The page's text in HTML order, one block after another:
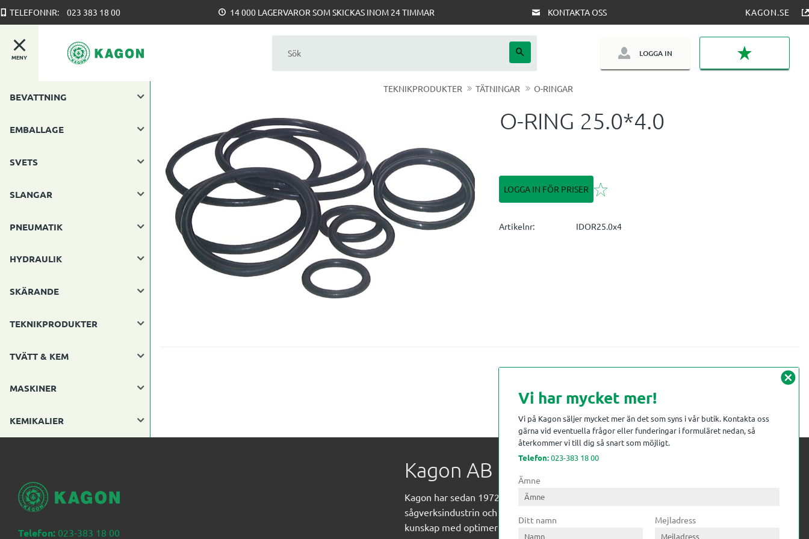
TELEFONNR: 023 383 18 00 14 000 LAGERVAROR SOM SKICKAS INOM 24 TIMMAR KONTAKTA OSS KAGON.SE
MENY LOGGA IN
TEKNIKPRODUKTER TÄTNINGAR O-RINGAR
O-RING 25.0*4.0
LOGGA IN FÖR PRISER Lägg till i favoriter
Artikelnr IDOR25.0x4
BEVATTNING
EMBALLAGE
SVETS
SLANGAR
PNEUMATIK
HYDRAULIK
SKÄRANDE
TEKNIKPRODUKTER
TVÄTT & KEM
MASKINER
KEMIKALIER
Telefon: 023-383 18 00
Kagon AB
Kagon har sedan 1972 levererat kompetens till
sågverksindustrin och övrig industri. Till träindustrin tillför vi
kunskap med optimeringslösningar från timmerplanen hela
cancel
Vi har mycket mer!
Vi på Kagon säljer mycket mer än det som syns i vår butik. Kontakta oss
gärna vid eventuella frågor eller funderingar i formuläret nedan, så
återkommer vi till dig så snart som möjligt.
Telefon:023-383 18 00
Ämne
Ditt namn Mejladress